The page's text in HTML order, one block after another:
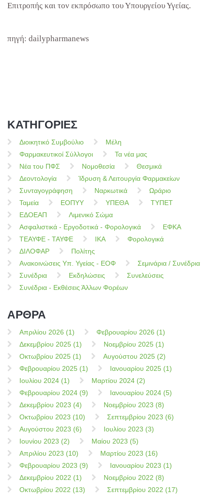
Επιτροπής και τον εκπρόσωπο του Υπουργείου Υγείας.
πηγή: dailypharmanews
ΚΑΤΗΓΟΡΙΕΣ
Διοικητικό Συμβούλιο
Μέλη
Φαρμακευτικοί Σύλλογοι
Τα νέα μας
Νέα του ΠΦΣ
Νομοθεσία
Θεσμικά
Δεοντολογία
Ίδρυση & Λειτουργία Φαρμακείων
Συνταγογράφηση
Ναρκωτικά
Ωράριο
Ταμεία
ΕΟΠΥΥ ΥΠΕΘΑ
ΤΥΠΕΤ
ΕΔΟΕΑΠ
Λιμενικό Σώμα
Ασφαλιστικά - Εργοδοτικά - Φορολογικά
ΕΦΚΑ
ΤΕΑΥΦΕ - ΤΑΥΦΕ
ΙΚΑ
Φορολογικά
ΔΙΛΟΦΑΡ
Πολίτης
Ανακοινώσεις Υπ. Υγείας - ΕΟΦ
Σεμινάρια / Συνέδρια
Συνέδρια
Εκδηλώσεις
Συνελεύσεις
Συνέδρια - Εκθέσεις Άλλων Φορέων
ΑΡΘΡΑ
Απριλίου 2026 (1)
Φεβρουαρίου 2026 (1)
Δεκεμβρίου 2025 (1)
Νοεμβρίου 2025 (1)
Οκτωβρίου 2025 (1)
Αυγούστου 2025 (2)
Φεβρουαρίου 2025 (1)
Ιανουαρίου 2025 (1)
Ιουλίου 2024 (1)
Μαρτίου 2024 (2)
Φεβρουαρίου 2024 (9)
Ιανουαρίου 2024 (5)
Δεκεμβρίου 2023 (4)
Νοεμβρίου 2023 (8)
Οκτωβρίου 2023 (10)
Σεπτεμβρίου 2023 (6)
Αυγούστου 2023 (6)
Ιουλίου 2023 (3)
Ιουνίου 2023 (2)
Μαίου 2023 (5)
Απριλίου 2023 (10)
Μαρτίου 2023 (16)
Φεβρουαρίου 2023 (9)
Ιανουαρίου 2023 (1)
Δεκεμβρίου 2022 (1)
Νοεμβρίου 2022 (8)
Οκτωβρίου 2022 (13)
Σεπτεμβρίου 2022 (17)